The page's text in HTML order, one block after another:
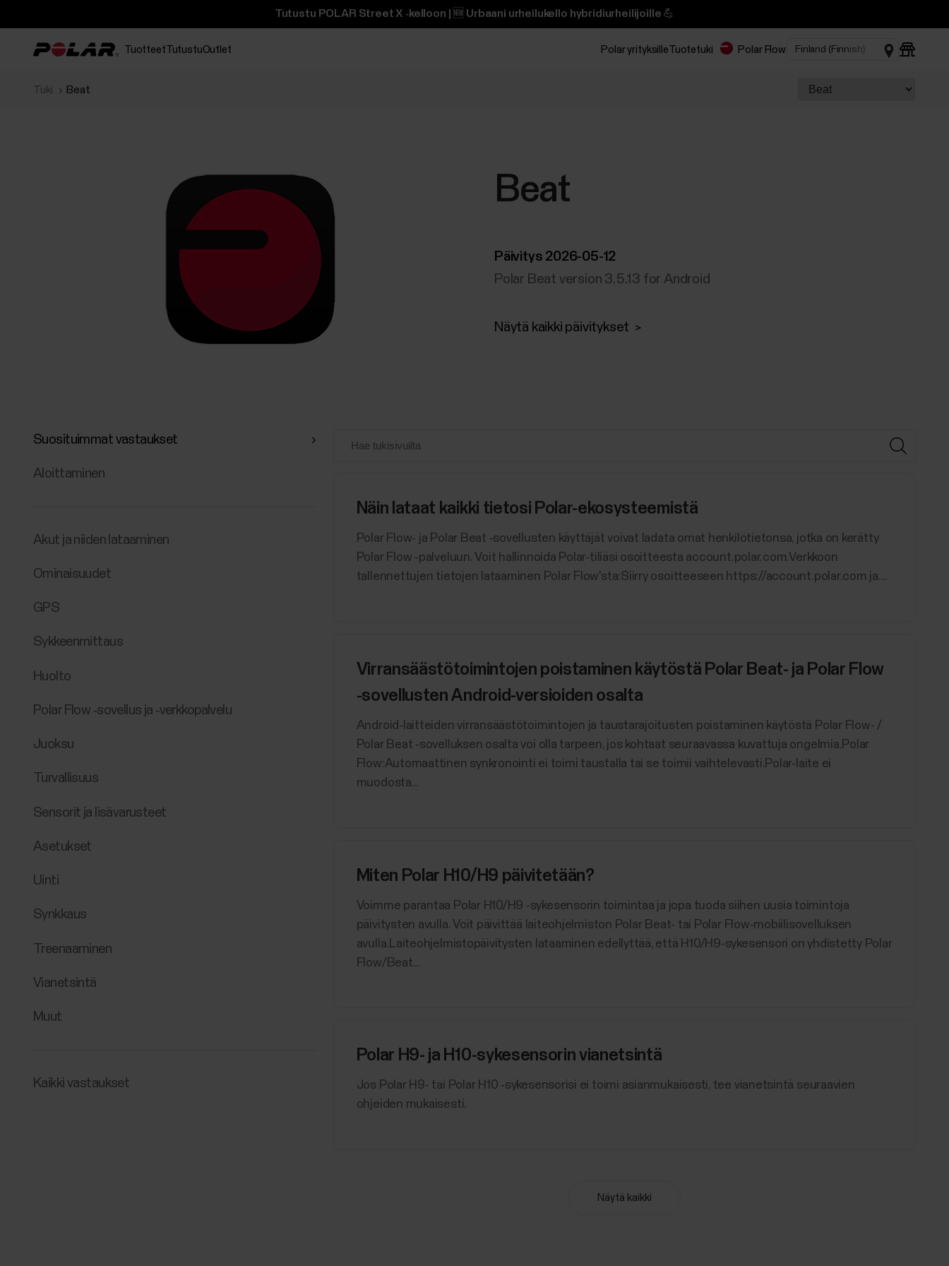
Tutustu POLAR Street X ‑kelloon | 🆕 Urbaani urheilukello hybridiurheilijoille 💪
TuotteetTutustuOutlet Polar yrityksilleTuotetuki Polar Flow
Tuki Beat
Beat
Päivitys 2026-05-12
Polar Beat version 3.5.13 for Android
Näytä kaikki päivitykset
Suosituimmat vastaukset
Aloittaminen
Akut ja niiden lataaminen
Ominaisuudet
GPS
Sykkeenmittaus
Huolto
Polar Flow ‑sovellus ja ‑verkkopalvelu
Juoksu
Turvallisuus
Sensorit ja lisävarusteet
Asetukset
Uinti
Synkkaus
Treenaaminen
Vianetsintä
Muut
Kaikki vastaukset
Näin lataat kaikki tietosi Polar-ekosysteemistä
Polar Flow- ja Polar Beat ‑sovellusten käyttäjät voivat ladata omat henkilötietonsa, jotka on kerätty
Polar Flow ‑palveluun. Voit hallinnoida Polar-tiliäsi osoitteesta account.polar.com.Verkkoon
tallennettujen tietojen lataaminen Polar Flow'sta:Siirry osoitteeseen https://account.polar.com ja...
Virransäästötoimintojen poistaminen käytöstä Polar Beat- ja Polar Flow
‑sovellusten Android-versioiden osalta
Android-laitteiden virransäästötoimintojen ja taustarajoitusten poistaminen käytöstä Polar Flow- /
Polar Beat ‑sovelluksen osalta voi olla tarpeen, jos kohtaat seuraavassa kuvattuja ongelmia.Polar
Flow:Automaattinen synkronointi ei toimi taustalla tai se toimii vaihtelevasti.Polar-laite ei
muodosta...
Miten Polar H10/H9 päivitetään?
Voimme parantaa Polar H10/H9 -sykesensorin toimintaa ja jopa tuoda siihen uusia toimintoja
päivitysten avulla. Voit päivittää laiteohjelmiston Polar Beat- tai Polar Flow-mobiilisovelluksen
avulla.Laiteohjelmistopäivitysten lataaminen edellyttää, että H10/H9-sykesensori on yhdistetty Polar
Flow/Beat...
Polar H9- ja H10-sykesensorin vianetsintä
Jos Polar H9- tai Polar H10 ‑sykesensorisi ei toimi asianmukaisesti, tee vianetsintä seuraavien
ohjeiden mukaisesti.
Näytä kaikki